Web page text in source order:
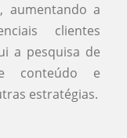
aumentando a
clientes
a pesquisa de
conteúdo e
estratégias.